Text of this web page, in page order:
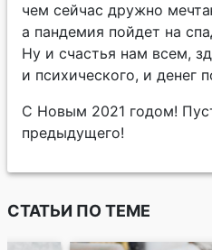
чем сейчас дружно
а пандемия пойдет на
Ну и счастья нам всем,
и психического, и денег
С Новым 2021 годом!
предыдущего!
СТАТЬИ ПО ТЕМЕ